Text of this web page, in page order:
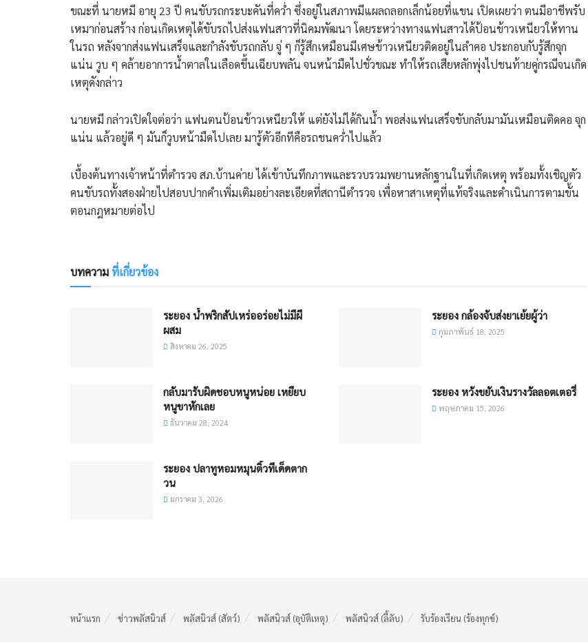
ขณะที่ นายหมี อายุ 23 ปี คนขับรถกระบะคันที่คว่ำ ซึ่งอยู่ในสภาพมีแผลถลอกเล็กน้อยที่แขน เปิดเผยว่า ตนมีอาชีพรับ
เหมาก่อนสร้าง ก่อนเกิดเหตุได้ขับรถไปส่งแฟนสาวที่นิคมพัฒนา โดยระหว่างทางแฟนสาวได้ป้อนข้าวเหนียวให้ทาน
ในรถ หลังจากส่งแฟนเสร็จและกำลังขับรถกลับ จู่ ๆ ก็รู้สึกเหมือนมีเศษข้าวเหนียวติดอยู่ในลำคอ ประกอบกับรู้สึกจุก
แน่น วูบ ๆ คล้ายอาการน้ำตาลในเลือดขึ้นเฉียบพลัน จนหน้ามืดไปชั่วขณะ ทำให้รถเสียหลักพุ่งไปชนท้ายคู่กรณีจนเกิด
เหตุดังกล่าว
นายหมี กล่าวเปิดใจต่อว่า แฟนตนป้อนข้าวเหนียวให้ แต่ยังไม่ได้กินน้ำ พอส่งแฟนเสร็จขับกลับมามันเหมือนติดคอ จุก
แน่น แล้วอยู่ดี ๆ มันก็วูบหน้ามืดไปเลย มารู้ตัวอีกทีคือรถชนคว่ำไปแล้ว
เบื้องต้นทางเจ้าหน้าที่ตำรวจ สภ.บ้านค่าย ได้เข้าบันทึกภาพและรวบรวมพยานหลักฐานในที่เกิดเหตุ พร้อมทั้งเชิญตัว
คนขับรถทั้งสองฝ่ายไปสอบปากคำเพิ่มเติมอย่างละเอียดที่สถานีตำรวจ เพื่อหาสาเหตุที่แท้จริงและดำเนินการตามขั้น
ตอนกฎหมายต่อไป
บทความที่เกี่ยวข้อง
ระยอง น้ำพริกสัปเหร่ออร่อยไม่มีผี
ผสม
สิงหาคม 26, 2025
ระยอง กล้องจับส่งยาเย้ยผู้ว่า
กุมภาพันธ์ 18, 2025
กลับมารับผิดชอบหนูหน่อย เหยียบ
หนูขาหักเลย
ธันวาคม 28, 2024
ระยอง ​หวังขยับเงินรางวัลลอตเตอรี่
พฤษภาคม 15, 2026
ระยอง ปลาทูหอมหมุนติ้วทีเด็ดตาก
วน
มกราคม 3, 2026
หน้าแรก ข่าวพลัสนิวส์ พลัสนิวส์ (สัตว์) พลัสนิวส์ (อุบัติเหตุ) พลัสนิวส์ (ลี้ลับ) รับร้องเรียน (ร้องทุกข์)